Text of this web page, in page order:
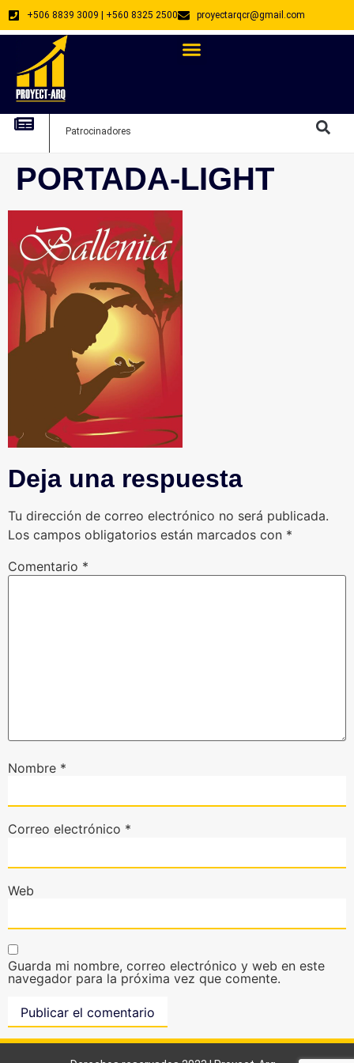
+506 8839 3009 | +560 8325 2500 proyectarqcr@gmail.com
Patrocinadores
PORTADA-LIGHT
Deja una respuesta
Tu dirección de correo electrónico no será publicada.
Los campos obligatorios están marcados con *
Comentario *
Nombre *
Correo electrónico *
Web
Guarda mi nombre, correo electrónico y web en este
navegador para la próxima vez que comente.